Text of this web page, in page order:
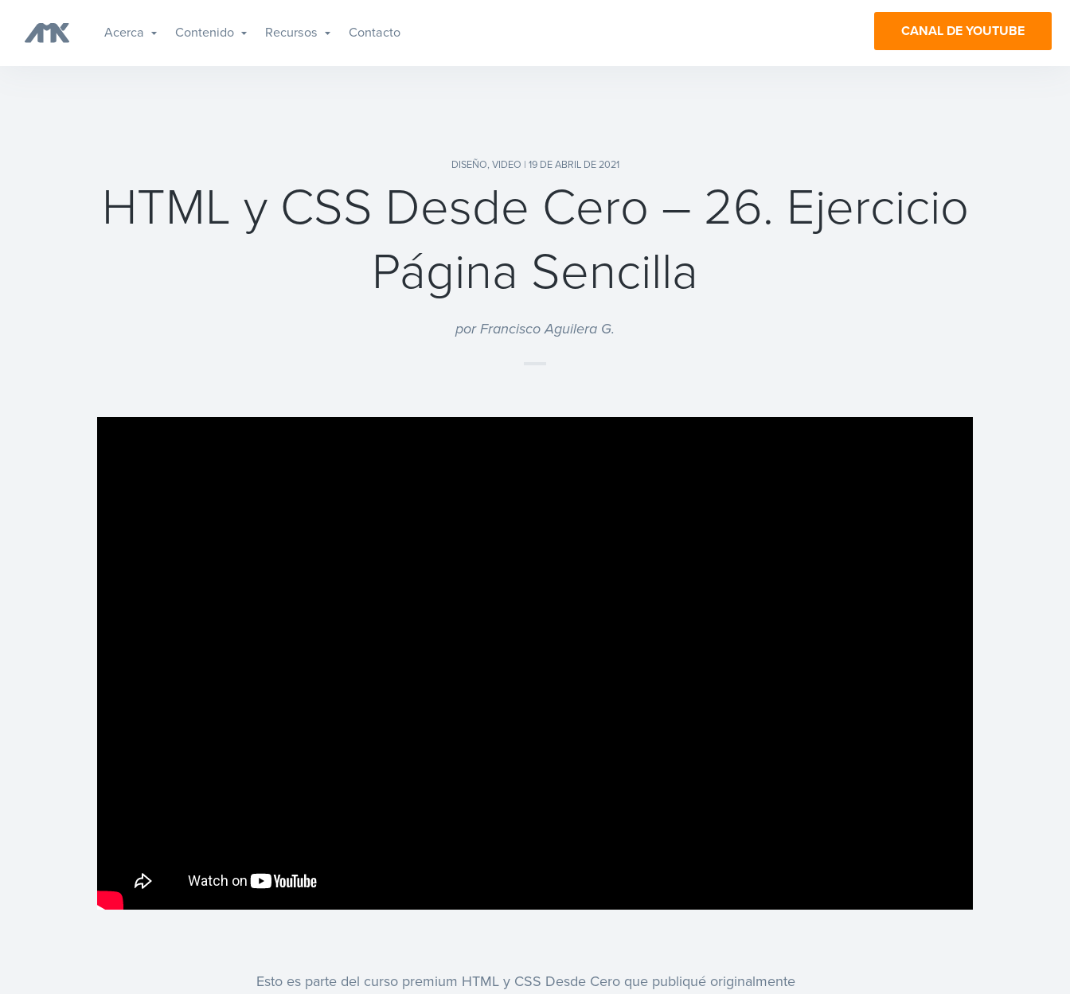
Acerca Contenido Recursos Contacto CANAL DE YOUTUBE
DISEÑO, VIDEO | 19 DE ABRIL DE 2021
HTML y CSS Desde Cero – 26. Ejercicio
Página Sencilla
por Francisco Aguilera G.
Esto es parte del curso premium HTML y CSS Desde Cero que publiqué originalmente